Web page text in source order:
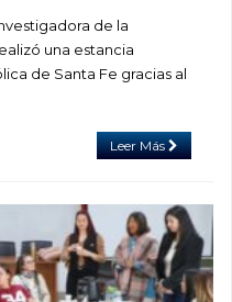
de la
una estancia
de Santa Fe gracias al
Leer Más